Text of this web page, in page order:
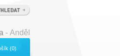
- Anděl
(0)